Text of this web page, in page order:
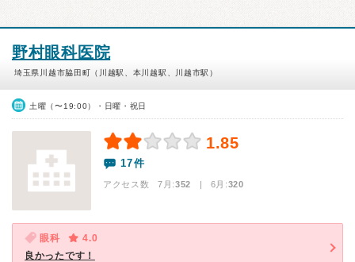
野村眼科医院
埼玉県川越市脇田町（川越駅、本川越駅、川越市駅）
土曜（〜19:00）・日曜・祝日
1.85
17件
アクセス数 7月:352 | 6月:320
眼科
4.0
良かったです！